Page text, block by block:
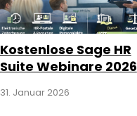
Kostenlose Sage HR
Suite Webinare 2026
31. Januar 2026